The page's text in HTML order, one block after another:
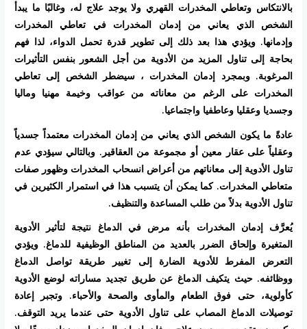
بالانتكاس وتعاطي المخدرات القهري ولا يوجد علاج له، وغالبًا ما يبدأ
الشخص الذي يعاني من إدمان المخدرات في تعاطي المخدرات
وإدمانها. ويؤدي هذا بعد ذلك إلى تطوير قدرة تحمل الدواء، لذا فهم
بحاجة إلى تناول المزيد من الأدوية من أجل الشعور بنفس التأثيرات
المرغوبة. وبمجرد إدمان المخدرات ، سيضطر الشخص إلى تعاطي
المخدرات على الرغم من معاناته من عواقب وخيمة مهنيا وماليا
وجسديا وعقليا وعاطفيا واجتماعيا.
عادةً ما يكون الشخص الذي يعاني من إدمان المخدرات معتمداً جسدياً
وعقلياً على عقار معين أو مجموعة من العقاقير. وبالتالي سيؤدي عدم
تناول الأدوية إلى معاناتهم من أعراض انسحاب المخدرات وظهور صفات
متعاطي المخدرات. كما يمكن أن يتسبب هذا في استمرار الكثيرين في
تناول الأدوية بدلاً من طلب المساعدة والتنظيف.
يُعرَّف إدمان المخدرات بأنه مرض في الدماغ نتيجة لتأثير الأدوية
المتغيرة وإلحاق الضرر بالعديد من المناطق الوظيفية للدماغ. ويؤدي
التعرض المفرط للأدوية الضارة إلى تغيير طريقة تواصل الدماغ
ووظائفه. حيث يتكيف الدماغ عن طريق تجديد مساراته لوضع الأدوية
كأولوية، حتى فوق الطعام والمأوى والصحة والأحباء. وتجبر إعادة
توصيلات الدماغ المصاب على تناول الأدوية حتى عندما يريد التوقف.